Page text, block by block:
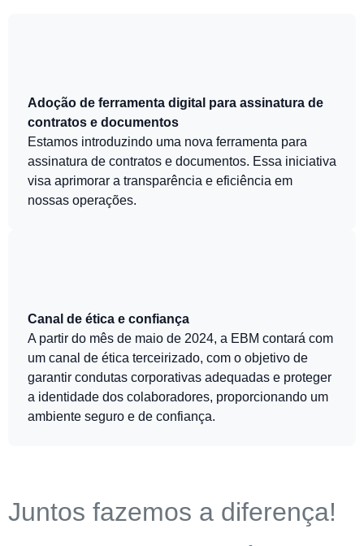
Adoção de ferramenta digital para assinatura de
contratos e documentos
Estamos introduzindo uma nova ferramenta para
assinatura de contratos e documentos. Essa iniciativa
visa aprimorar a transparência e eficiência em
nossas operações.
Canal de ética e confiança
A partir do mês de maio de 2024, a EBM contará com
um canal de ética terceirizado, com o objetivo de
garantir condutas corporativas adequadas e proteger
a identidade dos colaboradores, proporcionando um
ambiente seguro e de confiança.
Juntos fazemos a diferença!